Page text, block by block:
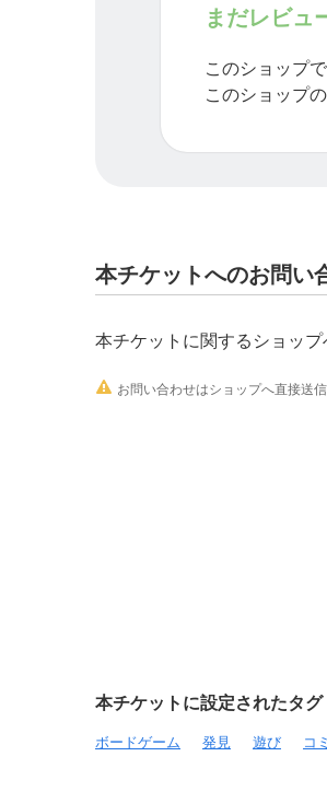
まだレビュ
このショップ
このショップ
本チケットへのお問い
本チケットに関するショッ
 お問い合わせはショップへ直接送
本チケットに設定されたタグ
ボードゲーム 発見 遊び コ